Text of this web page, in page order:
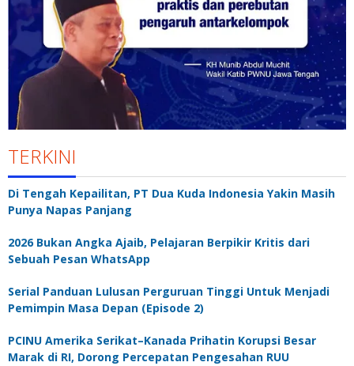
TERKINI
Di Tengah Kepailitan, PT Dua Kuda Indonesia Yakin Masih
Punya Napas Panjang
2026 Bukan Angka Ajaib, Pelajaran Berpikir Kritis dari
Sebuah Pesan WhatsApp
Serial Panduan Lulusan Perguruan Tinggi Untuk Menjadi
Pemimpin Masa Depan (Episode 2)
PCINU Amerika Serikat–Kanada Prihatin Korupsi Besar
Marak di RI, Dorong Percepatan Pengesahan RUU